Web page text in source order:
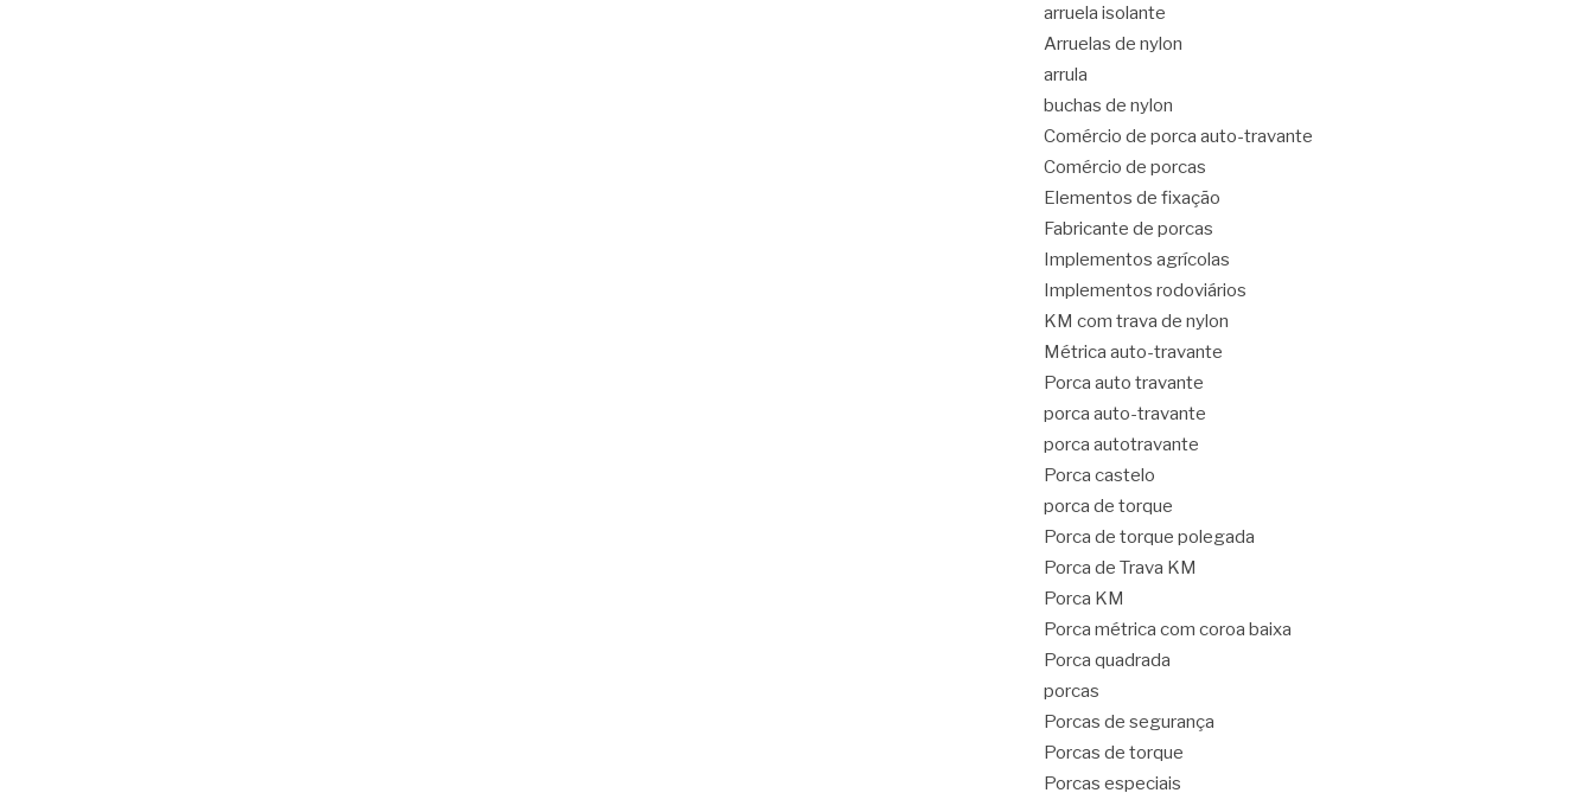
arruela isolante
Arruelas de nylon
arrula
buchas de nylon
Comércio de porca auto-travante
Comércio de porcas
Elementos de fixação
Fabricante de porcas
Implementos agrícolas
Implementos rodoviários
KM com trava de nylon
Métrica auto-travante
Porca auto travante
porca auto-travante
porca autotravante
Porca castelo
porca de torque
Porca de torque polegada
Porca de Trava KM
Porca KM
Porca métrica com coroa baixa
Porca quadrada
porcas
Porcas de segurança
Porcas de torque
Porcas especiais